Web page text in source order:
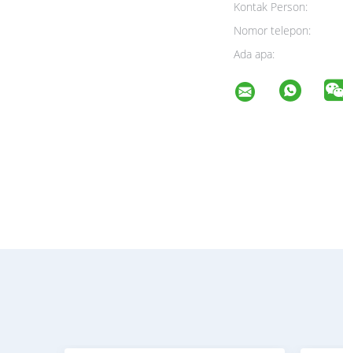
Kontak Person:
Nomor telepon:
Ada apa: